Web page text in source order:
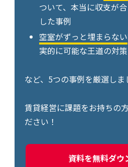
ついて、本当に収支が
した事例
空室がずっと埋まらない
実的に可能な王道の対策
など、5つの事例を厳選しま
賃貸経営に課題をお持ちの
ださい！
資料を無料ダウ